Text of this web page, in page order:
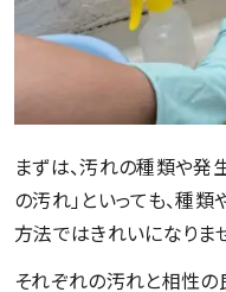
まずは、汚れの種類や発
の汚れ」といっても、種
方法ではきれいになりま
それぞれの汚れと相性